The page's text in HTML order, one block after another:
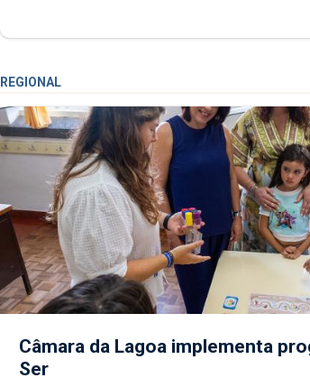
REGIONAL
Câmara da Lagoa implementa
Ser